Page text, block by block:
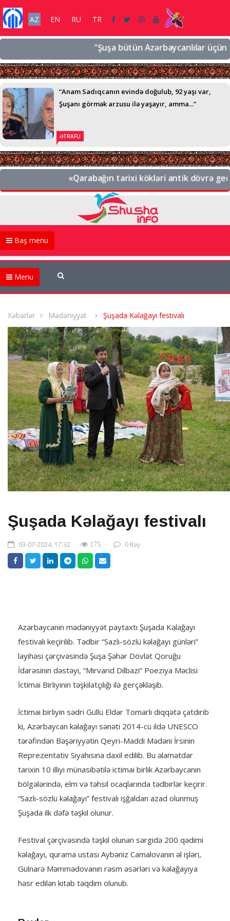
AZ EN RU TR
"Şuşa bütün Azərbaycanlılar üçün
“Anam Sadıqcanın evində doğulub, 92 yaşı var,
Şuşanı görmək arzusu ilə yaşayır, amma...”
ƏTRAFLI
«Qarabağın tarixi kökləri antik dövrə
Baş menu
Menu
Xəbərlər Mədəniyyət Şuşada Kəlağayı festivalı
Şuşada Kəlağayı festivalı
03-07-2024, 17:32 175 0 Rəy
Azərbaycanın mədəniyyət paytaxtı Şuşada Kəlağayı
festivalı keçirilib. Tədbir “Sazlı-sözlü kəlağayı günləri”
layihəsi çərçivəsində Şuşa Şəhər Dövlət Qoruğu
İdarəsinin dəstəyi, “Mirvarid Dilbazi” Poeziya Məclisi
İctimai Birliyinin təşkilatçılığı ilə gerçəkləşib.
İctimai birliyin sədri Güllü Eldar Tomarlı diqqətə çatdırıb
ki, Azərbaycan kəlağayı sənəti 2014-cü ildə UNESCO
tərəfindən Bəşəriyyətin Qeyri-Maddi Mədəni İrsinin
Reprezentativ Siyahısına daxil edilib. Bu əlamətdar
tarixin 10 illiyi münasibətilə ictimai birlik Azərbaycanın
bölgələrində, elm və təhsil ocaqlarında tədbirlər keçirir.
“Sazlı-sözlü kəlağayı” festivalı işğaldan azad olunmuş
Şuşada ilk dəfə təşkil olunur.
Festival çərçivəsində təşkil olunan sərgidə 200 qədimi
kəlağayı, qurama ustası Aybəniz Camalovanın əl işləri,
Gülnarə Məmmədovanın rəsm əsərləri və kəlağayıya
həsr edilən kitab təqdim olunub.